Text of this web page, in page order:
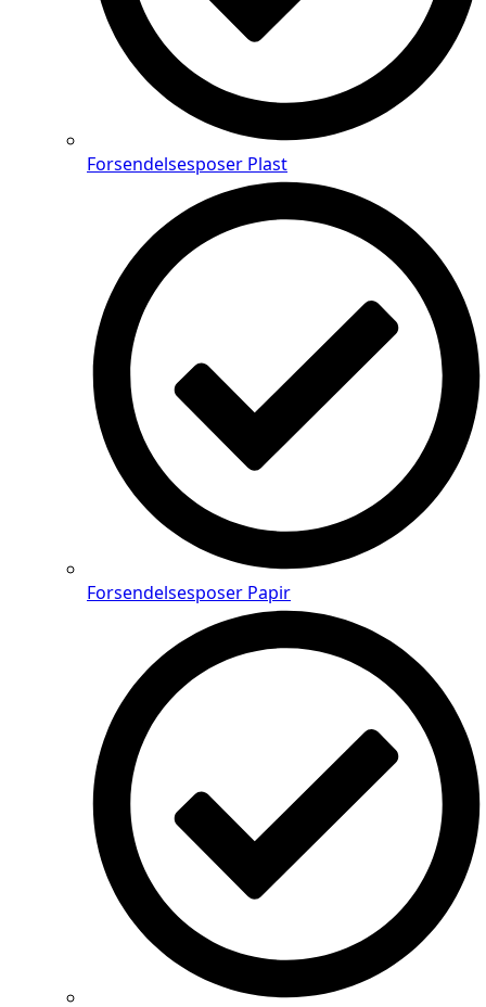
Forsendelsesposer Plast
Forsendelsesposer Papir